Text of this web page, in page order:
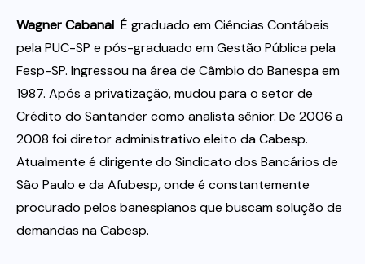
Wagner Cabanal  É graduado em Ciências Contábeis
pela PUC-SP e pós-graduado em Gestão Pública pela
Fesp-SP. Ingressou na área de Câmbio do Banespa em
1987. Após a privatização, mudou para o setor de
Crédito do Santander como analista sênior. De 2006 a
2008 foi diretor administrativo eleito da Cabesp.
Atualmente é dirigente do Sindicato dos Bancários de
São Paulo e da Afubesp, onde é constantemente
procurado pelos banespianos que buscam solução de
demandas na Cabesp.